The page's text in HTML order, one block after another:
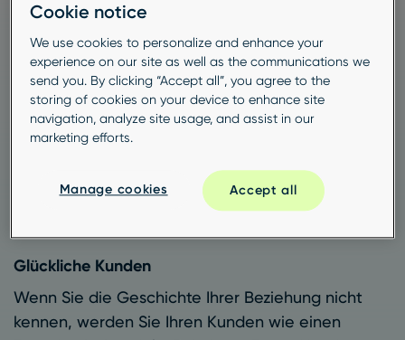
Journeyswichtig
sind
Glückliche Kunden
Wenn Sie die Geschichte Ihrer Beziehung nicht
kennen, werden Sie Ihren Kunden wie einen
Cookie notice
We use cookies to personalize and enhance your
experience on our site as well as the communications we
send you. By clicking “Accept all”, you agree to the
storing of cookies on your device to enhance site
navigation, analyze site usage, and assist in our
marketing efforts.
Manage cookies Accept all